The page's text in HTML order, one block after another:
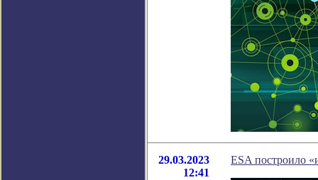
29.03.2023
12:41
ESA построило